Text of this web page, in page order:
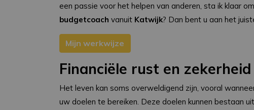
een passie voor het helpen van anderen, sta ik klaar
budgetcoach vanuit Katwijk? Dan bent u aan het
Mijn werkwijze
Financiële rust en zekerheid
Het leven kan soms overweldigend zijn, vooral
uw doelen te bereiken. Deze doelen kunnen bestaan